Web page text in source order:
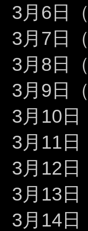
3月6日
3月7日
3月8日
3月9日
3月10日
3月11日
3月12日
3月13日
3月14日